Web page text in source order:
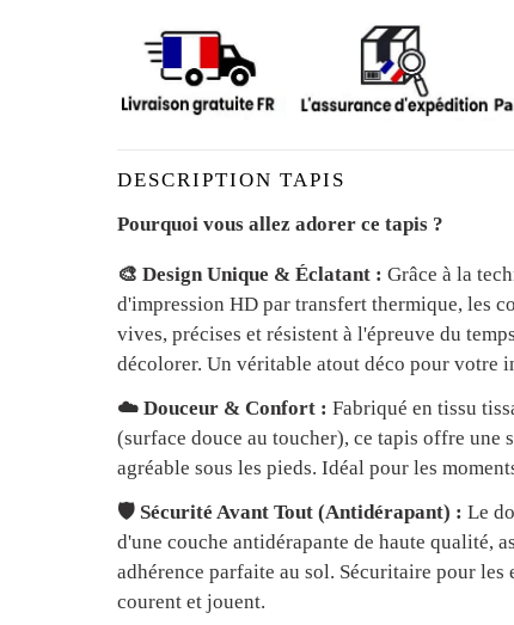
DESCRIPTION TAPIS
Pourquoi vous allez adorer ce tapis ?
🎨 Design Unique & Éclatant : Grâce à la
d'impression HD par transfert thermique, les
vives, précises et résistent à l'épreuve du
décolorer. Un véritable atout déco pour votre
☁️ Douceur & Confort : Fabriqué en tissu
(surface douce au toucher), ce tapis offre une
agréable sous les pieds. Idéal pour les
🛡️ Sécurité Avant Tout (Antidérapant) : Le
d'une couche antidérapante de haute qualité,
adhérence parfaite au sol. Sécuritaire pour les
courent et jouent.